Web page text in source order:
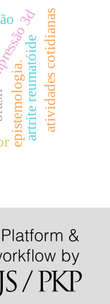
3d
artrite reumatóideatividades cotidianas
epistemologia.